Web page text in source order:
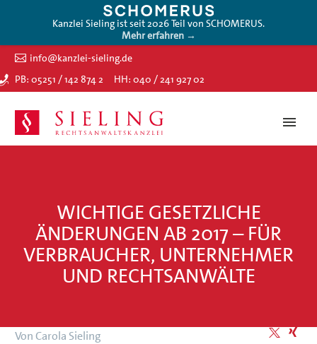
Kanzlei Sieling ist seit 2026 Teil von SCHOMERUS.
Mehr erfahren →
info@kanzlei-sieling.de
PB: 05251 / 142 874 2
HH: 040 / 241 927 02
WICHTIGE GESETZLICHE
ÄNDERUNGEN AB 2017 – FÜR
VERBRAUCHER, UNTERNEHMER
UND RECHTSANWÄLTE
Von Carola Sieling